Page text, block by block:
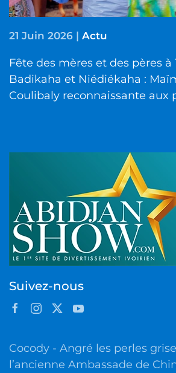
21 Juin 2026 | Actu
Fête des mères et des pères à
Badikaha et Niédiékaha :
Coulibaly reconnaissante aux
Suivez-nous
Cocody - Angré les perles
l’ancienne Ambassade de